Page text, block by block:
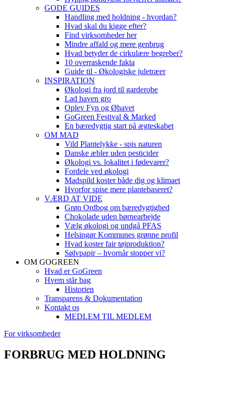
GODE GUIDES
Handling med holdning - hvordan?
Hvad skal du kigge efter?
Find virksomheder her
Mindre affald og mere genbrug
Hvad betyder de cirkulære begreber?
10 overraskende fakta
Guide til - Økologiske juletræer
INSPIRATION
Økologi fra jord til garderobe
Lad haven gro
Oplev Fyn og Øhavet
GoGreen Festival & Marked
En bæredygtig start på ægteskabet
OM MAD
Vild Plantelykke - spis naturen
Danske æbler uden pesticider
Økologi vs. lokalitet i fødevarer?
Fordele ved økologi
Madspild koster både dig og klimaet
Hvorfor spise mere plantebaseret?
VÆRD AT VIDE
Grøn Ordbog om bæredygtighed
Chokolade uden børnearbejde
Vælg økologi og undgå PFAS
Helsingør Kommunes grønne profil
Hvad koster fair tøjproduktion?
Sølvpapir – hvornår stopper vi?
OM GOGREEN
Hvad er GoGreen
Hvem står bag
Historien
Transparens & Dokumentation
Kontakt os
MEDLEM TIL MEDLEM
For virksomheder
FORBRUG MED HOLDNING